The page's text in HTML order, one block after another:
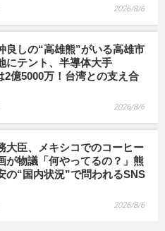
2026/8/6
良しの“高雄熊”がいる高雄市
にテント、半導体大手
2億5000万！台湾との支え合
2026/8/6
大臣、メキシコでのコーヒー
が物議「何やってるの？」熊
の“国内状況”で問われるSNS
2026/8/6